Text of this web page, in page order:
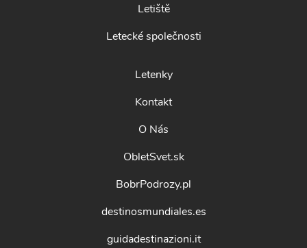
Letiště
Letecké společnosti
Letenky
Kontakt
O Nás
ObletSvet.sk
BobrPodrozy.pl
destinosmundiales.es
guidadestinazioni.it